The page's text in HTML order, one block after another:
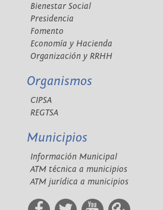
Bienestar Social
Presidencia
Fomento
Economía y Hacienda
Organización y RRHH
Organismos
CIPSA
REGTSA
Municipios
Información Municipal
ATM técnica a municipios
ATM jurídica a municipios